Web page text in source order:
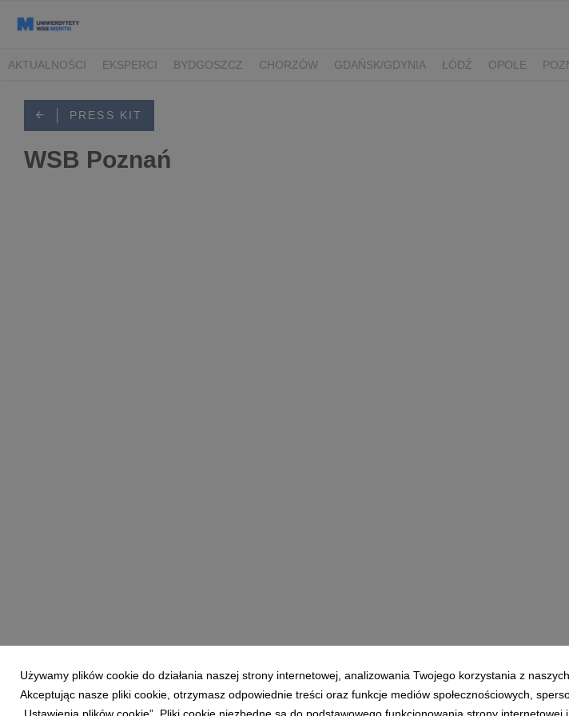
AKTUALNOŚCI EKSPERCI BYDGOSZCZ CHORZÓW GDAŃSK/GDYNIA ŁÓDŹ OPOLE
PRESS KIT
WSB Poznań
Używamy plików cookie do działania naszej strony internetowej, analizowania Twojego korzystania z
Akceptując nasze pliki cookie, otrzymasz odpowiednie treści oraz funkcje mediów społecznościowych,